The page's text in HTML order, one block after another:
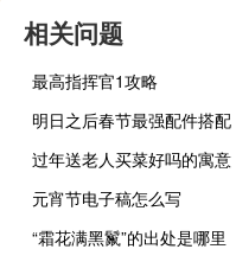
相关问题
最高指挥官1攻略
明日之后春节最强配件搭配
过年送老人买菜好吗的寓意
元宵节电子稿怎么写
“霜花满黑鬣”的出处是哪里